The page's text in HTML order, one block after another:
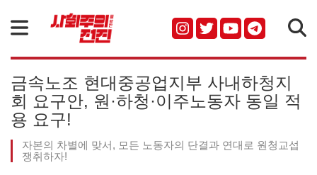
금속노조 현대중공업지부 사내하청지
회 요구안, 원·하청·이주노동자 동일 적
용 요구!
자본의 차별에 맞서, 모든 노동자의 단결과 연대로 원청교섭
쟁취하자!